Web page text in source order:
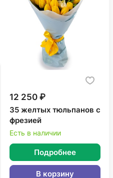
12 250 ₽
35 желтых тюльпанов с
фрезией
Есть в наличии
Подробнее
В корзину